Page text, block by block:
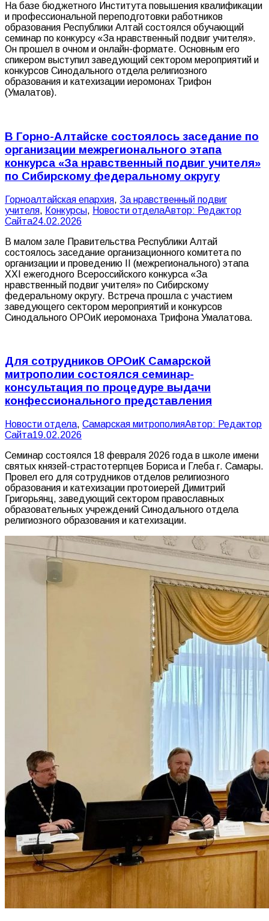
На базе бюджетного Института повышения квалификации
и профессиональной переподготовки работников
образования Республики Алтай состоялся обучающий
семинар по конкурсу «За нравственный подвиг учителя».
Он прошел в очном и онлайн-формате. Основным его
спикером выступил заведующий сектором мероприятий и
конкурсов Синодального отдела религиозного
образования и катехизации иеромонах Трифон
(Умалатов).
В Горно-Алтайске состоялось заседание по
организации межрегионального этапа
конкурса «За нравственный подвиг учителя»
по Сибирскому федеральному округу
Горноалтайская епархия, За нравственный подвиг
учителя, Конкурсы, Новости отделаАвтор: Редактор
Сайта24.02.2026
В малом зале Правительства Республики Алтай
состоялось заседание организационного комитета по
организации и проведению II (межрегионального) этапа
ХXI ежегодного Всероссийского конкурса «За
нравственный подвиг учителя» по Сибирскому
федеральному округу. Встреча прошла с участием
заведующего сектором мероприятий и конкурсов
Синодального ОРОиК иеромонаха Трифона Умалатова.
Для сотрудников ОРОиК Самарской
митрополии состоялся семинар-
консультация по процедуре выдачи
конфессионального представления
Новости отдела, Самарская митрополияАвтор: Редактор
Сайта19.02.2026
Семинар состоялся 18 февраля 2026 года в школе имени
святых князей-страстотерпцев Бориса и Глеба г. Самары.
Провел его для сотрудников отделов религиозного
образования и катехизации протоиерей Димитрий
Григорьянц, заведующий сектором православных
образовательных учреждений Синодального отдела
религиозного образования и катехизации.